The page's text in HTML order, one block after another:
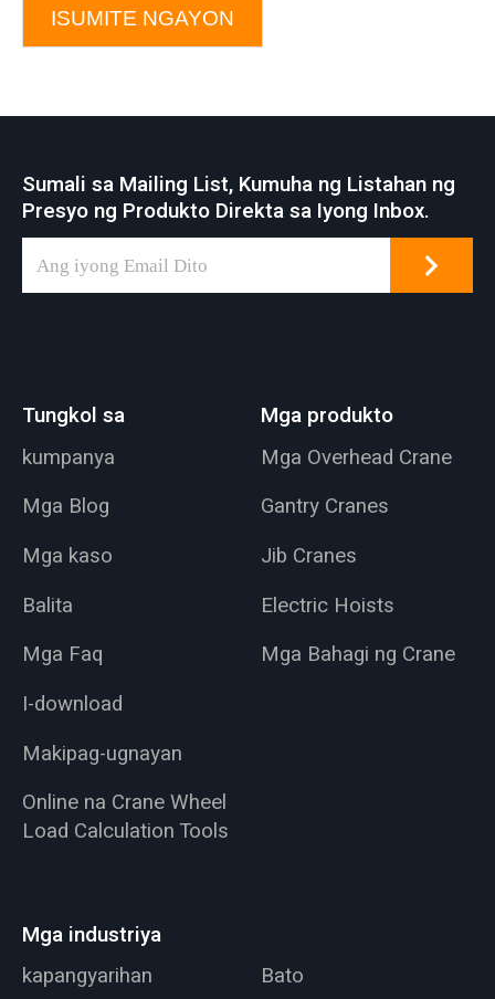
ISUMITE NGAYON
Sumali sa Mailing List, Kumuha ng Listahan ng
Presyo ng Produkto Direkta sa Iyong Inbox.
Tungkol sa
kumpanya
Mga Blog
Mga kaso
Balita
Mga Faq
I-download
Makipag-ugnayan
Online na Crane Wheel
Load Calculation Tools
Mga produkto
Mga Overhead Crane
Gantry Cranes
Jib Cranes
Electric Hoists
Mga Bahagi ng Crane
Mga industriya
kapangyarihan
Bato